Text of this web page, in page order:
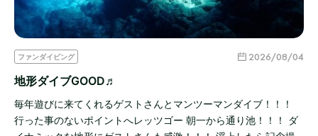
ファンダイビング 2026/08/04
地形ダイブGOOD♬
毎年遊びに来てくれるゲストさんとマンツーマンダイブ！！！
行った事のないポイントへレッツゴー 朝一から通り池！！！ ダ